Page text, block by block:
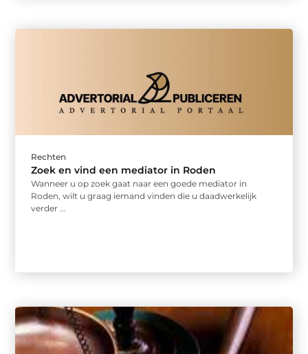
Rechten
Zoek en vind een mediator in Roden
Wanneer u op zoek gaat naar een goede mediator in
Roden, wilt u graag iemand vinden die u daadwerkelijk
verder ...